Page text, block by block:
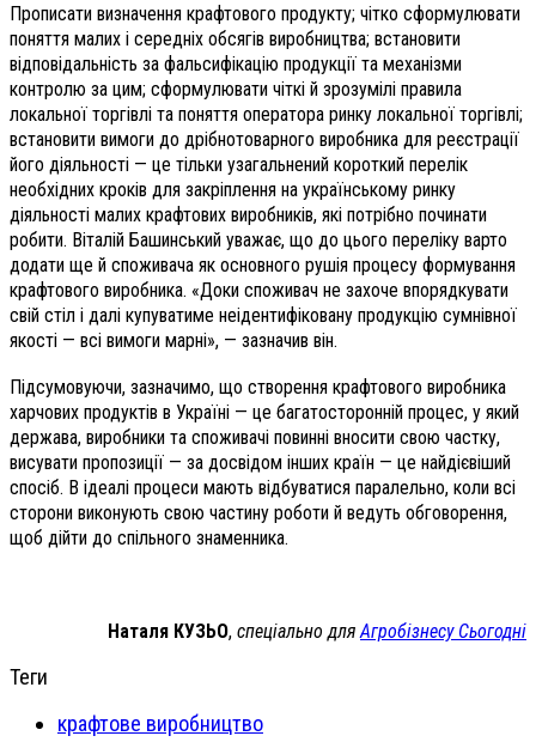
Прописати визначення крафтового продукту; чітко сформулювати
поняття малих і середніх обсягів виробництва; встановити
відповідальність за фальсифікацію продукції та механізми
контролю за цим; сформулювати чіткі й зрозумілі правила
локальної торгівлі та поняття оператора ринку локальної торгівлі;
встановити вимоги до дрібнотоварного виробника для реєстрації
його діяльності — це тільки узагальнений короткий перелік
необхідних кроків для закріплення на українському ринку
діяльності малих крафтових виробників, які потрібно починати
робити. Віталій Башинський уважає, що до цього переліку варто
додати ще й споживача як основного рушія процесу формування
крафтового виробника. «Доки споживач не захоче впорядкувати
свій стіл і далі купуватиме неідентифіковану продукцію сумнівної
якості — всі вимоги марні», — зазначив він.
Підсумовуючи, зазначимо, що створення крафтового виробника
харчових продуктів в Україні — це багатосторонній процес, у який
держава, виробники та споживачі повинні вносити свою частку,
висувати пропозиції — за досвідом інших країн — це найдієвіший
спосіб. В ідеалі процеси мають відбуватися паралельно, коли всі
сторони виконують свою частину роботи й ведуть обговорення,
щоб дійти до спільного знаменника.
Наталя КУЗЬО, спеціально дляАгробізнесу Сьогодні
Теги
крафтове виробництво